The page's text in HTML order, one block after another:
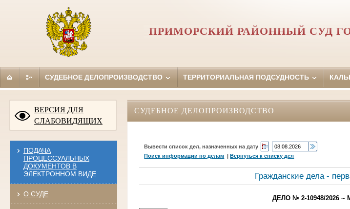
ПРИМОРСКИЙ РАЙОННЫЙ СУД
СУДЕБНОЕ ДЕЛОПРОИЗВОДСТВО ТЕРРИТОРИАЛЬНАЯ ПОДСУДНОСТЬ
ВЕРСИЯ ДЛЯ
СЛАБОВИДЯЩИХ
ПОДАЧА
ПРОЦЕССУАЛЬНЫХ
ДОКУМЕНТОВ В
ЭЛЕКТРОННОМ ВИДЕ
О СУДЕ
СУДЕБНОЕ ДЕЛОПРОИЗВОДСТВО
Вывести список дел, назначенных на дату
Поиск информации по делам |Вернуться к списку дел
Гражданские дела -
ДЕЛО № 2-10948/2026 ~